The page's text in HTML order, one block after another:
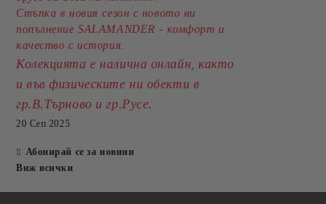
Стъпка в новия сезон с новото ни
попълнение SALAMANDER - комфорт и
качество с история.
Колекцията е налична онлайн, както
и във физическите ни обекти в
гр.В.Търново и гр.Русе.
20 Сеп 2025
Абонирай се за новини
Виж всички